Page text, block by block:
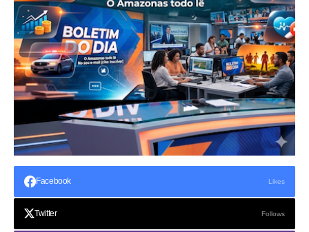
Facebook Likes
Twitter Follows